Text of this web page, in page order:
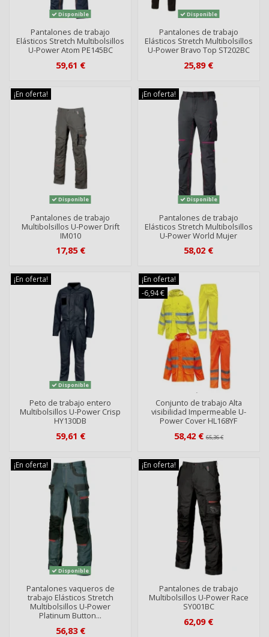
Disponible
Pantalones de trabajo
Elásticos Stretch Multibolsillos
U-Power Atom PE145BC
59,61 €
Disponible
Pantalones de trabajo
Elásticos Stretch Multibolsillos
U-Power Bravo Top ST202BC
25,89 €
¡En oferta!
Disponible
Pantalones de trabajo
Multibolsillos U-Power Drift
IM010
17,85 €
¡En oferta!
Disponible
Pantalones de trabajo
Elásticos Stretch Multibolsillos
U-Power World Mujer
58,02 €
¡En oferta!
Disponible
Peto de trabajo entero
Multibolsillos U-Power Crisp
HY130DB
59,61 €
¡En oferta!
-6,94 €
Conjunto de trabajo Alta
visibilidad Impermeable U-
Power Cover HL168YF
58,42 €65,36 €
¡En oferta!
Disponible
Pantalones vaqueros de
trabajo Elásticos Stretch
Multibolsillos U-Power
Platinum Button...
56,83 €
¡En oferta!
Pantalones de trabajo
Multibolsillos U-Power Race
SY001BC
62,09 €